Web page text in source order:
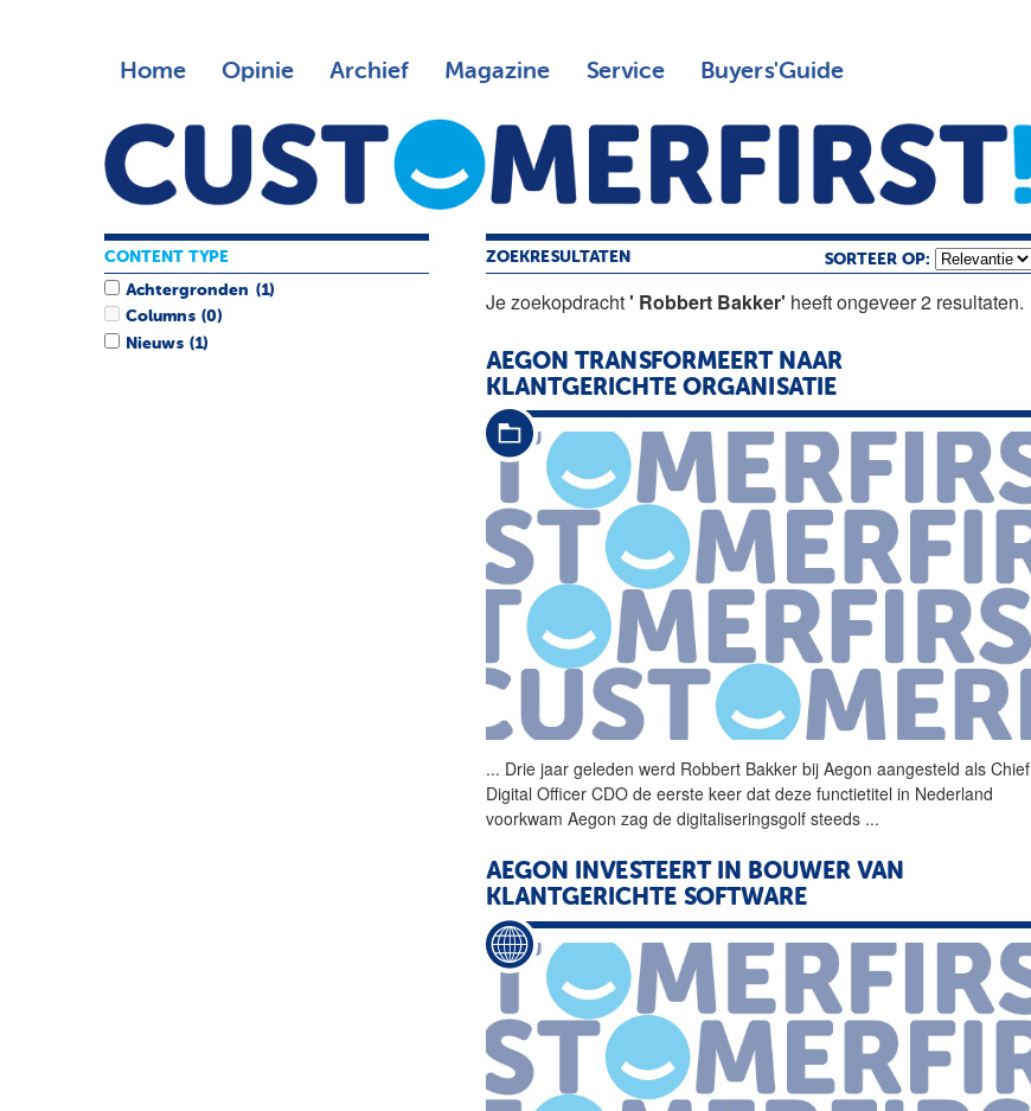
Home Opinie Archief Magazine Service Buyers'Guide
ZOEKRESULTATEN SORTEER OP:
Je zoekopdracht' Robbert Bakker' heeft ongeveer 2 resultaten.
AEGON TRANSFORMEERT NAAR
KLANTGERICHTE ORGANISATIE
... Drie jaar geleden werd Robbert Bakker bij Aegon aangesteld als Chief
Digital Officer CDO de eerste keer dat deze functietitel in Nederland
voorkwam Aegon zag de digitaliseringsgolf steeds ...
AEGON INVESTEERT IN BOUWER VAN
KLANTGERICHTE SOFTWARE
CONTENT TYPE
Achtergronden (1)
Columns (0)
Nieuws (1)